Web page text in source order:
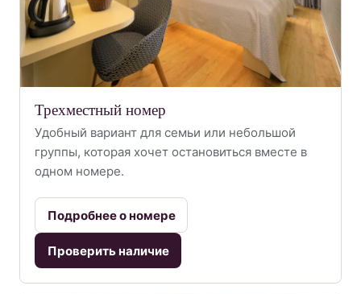
Трехместный номер
Удобный вариант для семьи или небольшой
группы, которая хочет остановиться вместе в
одном номере.
Подробнее о номере
Проверить наличие